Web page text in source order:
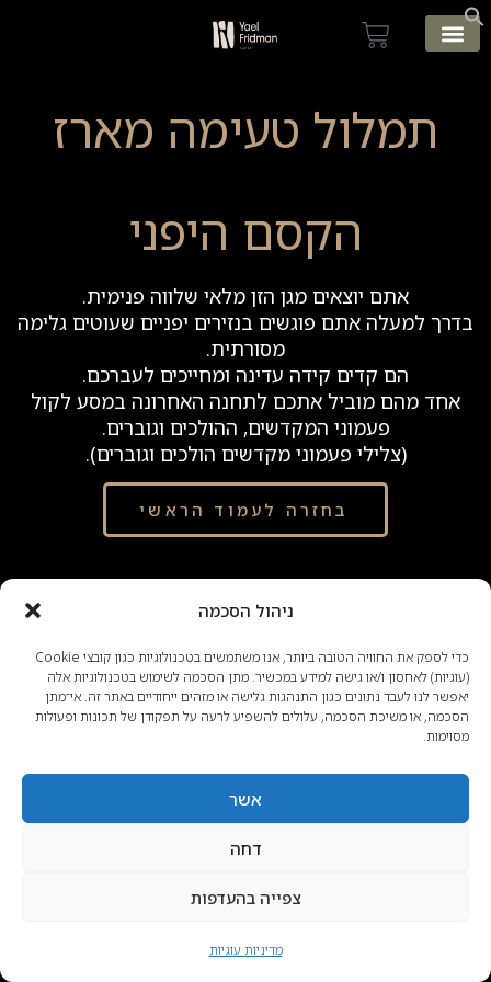
ניהול הסכמה
כדי לספק את החוויה הטובה ביותר, אנו משתמשים בטכנולוגיות כגון קובצי Cookie
(עוגיות) לאחסון ו/או גישה למידע במכשיר. מתן הסכמה לשימוש בטכנולוגיות אלה
יאפשר לנו לעבד נתונים כגון התנהגות גלישה או מזהים ייחודיים באתר זה. אי־מתן
הסכמה, או משיכת הסכמה, עלולים להשפיע לרעה על תפקודן של תכונות ופעולות
מסוימות.
אשר
דחה
צפייה בהעדפות
מדיניות עוגיות
תמלול טעימה מארז
הקסם היפני
אתם יוצאים מגן הזן מלאי שלווה פנימית.
בדרך למעלה אתם פוגשים בנזירים יפניים שעוטים גלימה
מסורתית.
הם קדים קידה עדינה ומחייכים לעברכם.
אחד מהם מוביל אתכם לתחנה האחרונה במסע לקול
פעמוני המקדשים, ההולכים וגוברים.
(צלילי פעמוני מקדשים הולכים וגוברים).
בחזרה לעמוד הראשי
מדיניות פרטיות
קוד ספק משרד הבטחון: 11038289
Powered byD!Gi